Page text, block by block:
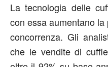
La tecnologia delle
con essa aumentano
concorrenza. Gli
che le vendite di